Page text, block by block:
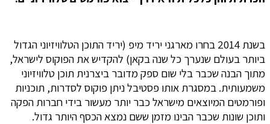
בשנת 2014 בחרו מארגני יריד מיפ (יריד התוכן הטלוויזיוני הגדול
ביותר בעולם שנערך כל שנה בקאן) להקדיש את הפוקוס לישראל,
מתוך הבנה שכבר בלי שום ספק מדובר ביצרנית תוכן טלוויזיוני
משמעותית. במסגרת אותו פסטיבל ניתן פוקוס לסדרות, תוכניות
ופורמטים המיוצאים מישראל כבר יותר מעשור בידי חברות הפקה
ותוכן שונות שכבר הבינו מזמן ששם נמצא הכסף היותר גדול.